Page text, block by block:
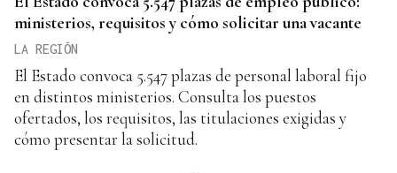
ministerios, requisitos y cómo solicitar una vacante
LA REGIÓN
El Estado convoca 5.547 plazas de personal laboral fijo
en distintos ministerios. Consulta los puestos
ofertados, los requisitos, las titulaciones exigidas y
cómo presentar la solicitud.